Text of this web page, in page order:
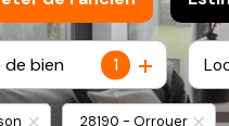
De l'ancien
de bien 1
28190 - Orrouer